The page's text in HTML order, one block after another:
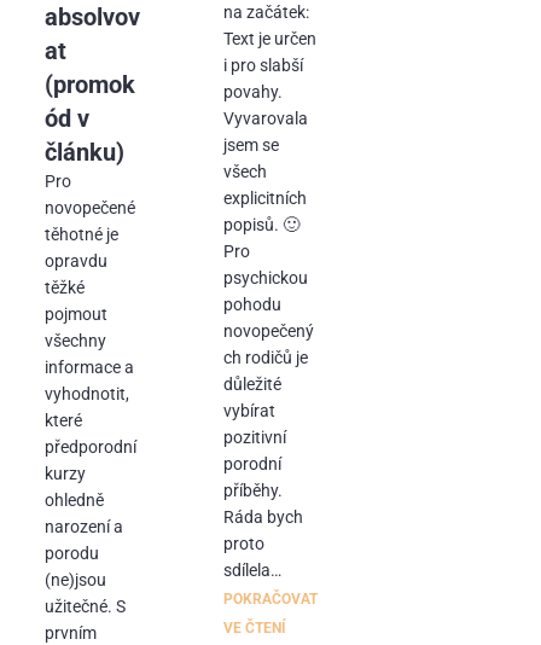
na začátek:
Text je určen
i pro slabší
povahy.
Vyvarovala
jsem se
všech
explicitních
popisů. 🙂
Pro
psychickou
pohodu
novopečený
ch rodičů je
důležité
vybírat
pozitivní
porodní
příběhy.
Ráda bych
proto
sdílela…
POKRAČOVAT
VE ČTENÍ
absolvov
at
(promok
ód v
článku)
Pro
novopečené
těhotné je
opravdu
těžké
pojmout
všechny
informace a
vyhodnotit,
které
předporodní
kurzy
ohledně
narození a
porodu
(ne)jsou
užitečné. S
prvním